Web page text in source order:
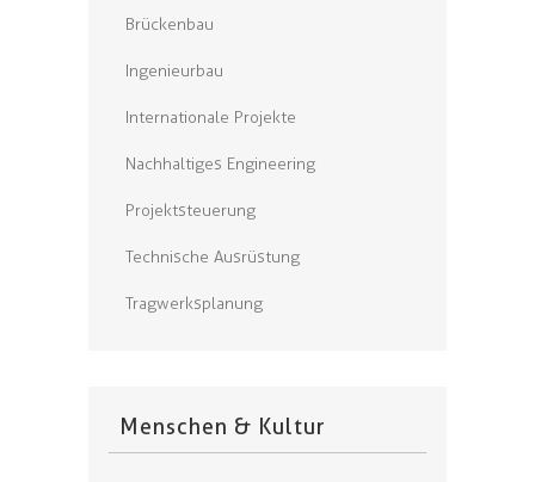
Brückenbau
Ingenieurbau
Internationale Projekte
Nachhaltiges Engineering
Projektsteuerung
Technische Ausrüstung
Tragwerksplanung
Menschen & Kultur